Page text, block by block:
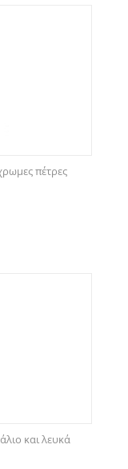
πέτρες
και λευκά